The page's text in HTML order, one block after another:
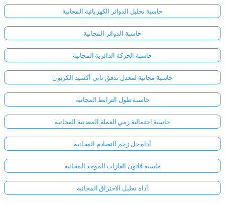
حاسبة تحليل الدوائر الكهربائية المجانية
حاسبة الدوائر المجانية
حاسبة الحركة الدائرية المجانية
حاسبة مجانية لمعدل تدفق ثاني أكسيد الكربون
حاسبة طول الترابط المجانية
حاسبة احتمالية رمي العملة المعدنية المجانية
أداة حل زخم التصادم المجانية
حاسبة قانون الغازات الموحد المجانية
أداة تحليل الاحتراق المجانية